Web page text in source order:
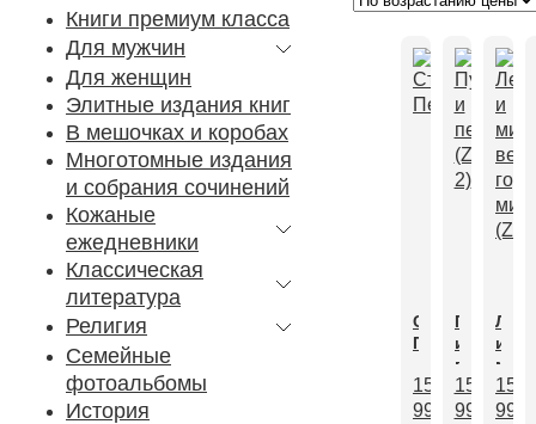
Книги премиум класса
Для мужчин
Для женщин
Элитные издания книг
В мешочках и коробах
Многотомные издания
и собрания сочинений
Кожаные
ежедневники
Классическая
литература
Религия
Семейные
фотоальбомы
История
Старый
Петербург
15
990,00
и
(ZV-
2)
15
990,00
и
15